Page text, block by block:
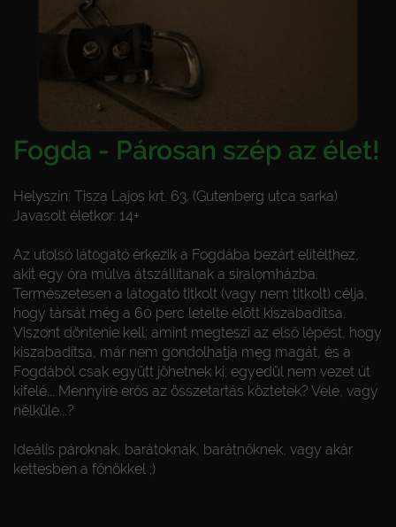
Fogda - Párosan szép az élet!
Helyszín: Tisza Lajos krt. 63. (Gutenberg utca sarka)
Javasolt életkor: 14+
Az utolsó látogató érkezik a Fogdába bezárt elítélthez,
akit egy óra múlva átszállítanak a siralomházba.
Természetesen a látogató titkolt (vagy nem titkolt) célja,
hogy társát még a 60 perc letelte előtt kiszabadítsa.
Viszont döntenie kell: amint megteszi az első lépést, hogy
kiszabadítsa, már nem gondolhatja meg magát, és a
Fogdából csak együtt jöhetnek ki; egyedül nem vezet út
kifelé... Mennyire erős az összetartás köztetek? Vele, vagy
nélküle...?
Ideális pároknak, barátoknak, barátnőknek, vagy akár
kettesben a főnökkel ;)